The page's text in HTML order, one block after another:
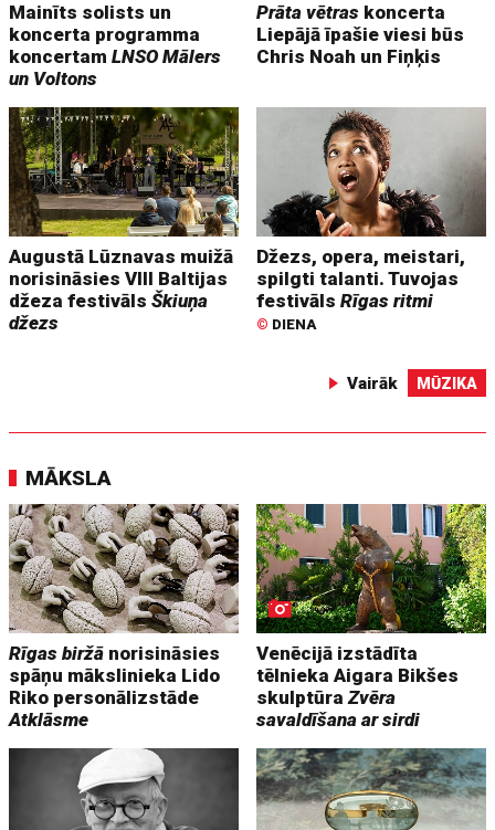
Mainīts solists un
koncerta programma
koncertamLNSO Mālers
un Voltons
Prāta vētras koncerta
Liepājā īpašie viesi būs
Chris Noah un Fiņķis
Augustā Lūznavas muižā
norisināsies VIII Baltijas
džeza festivālsŠkiuņa
džezs
Džezs, opera, meistari,
spilgti talanti. Tuvojas
festivālsRīgas ritmi
© DIENA
Vairāk MŪZIKA
MĀKSLA
Rīgas biržā norisināsies
spāņu mākslinieka Lido
Riko personālizstāde
Atklāsme
Venēcijā izstādīta
tēlnieka Aigara Bikšes
skulptūraZvēra
savaldīšana ar sirdi